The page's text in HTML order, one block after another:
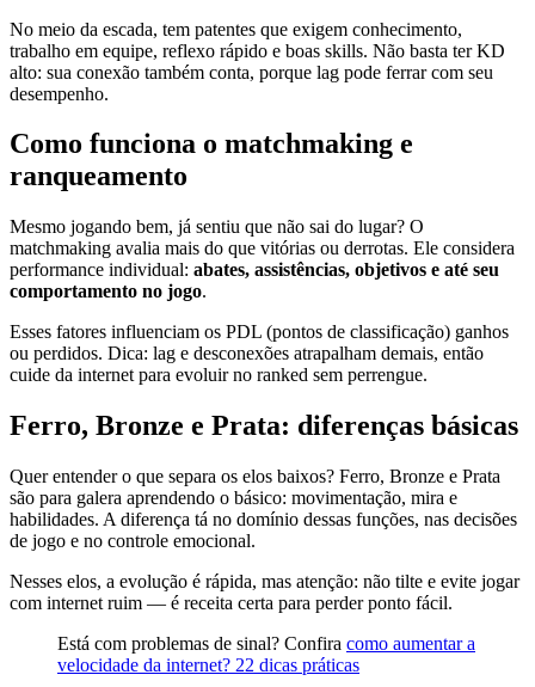
No meio da escada, tem patentes que exigem conhecimento,
trabalho em equipe, reflexo rápido e boas skills. Não basta ter KD
alto: sua conexão também conta, porque lag pode ferrar com seu
desempenho.
Como funciona o matchmaking e
ranqueamento
Mesmo jogando bem, já sentiu que não sai do lugar? O
matchmaking avalia mais do que vitórias ou derrotas. Ele considera
performance individual: abates, assistências, objetivos e até seu
comportamento no jogo.
Esses fatores influenciam os PDL (pontos de classificação) ganhos
ou perdidos. Dica: lag e desconexões atrapalham demais, então
cuide da internet para evoluir no ranked sem perrengue.
Ferro, Bronze e Prata: diferenças básicas
Quer entender o que separa os elos baixos? Ferro, Bronze e Prata
são para galera aprendendo o básico: movimentação, mira e
habilidades. A diferença tá no domínio dessas funções, nas decisões
de jogo e no controle emocional.
Nesses elos, a evolução é rápida, mas atenção: não tilte e evite jogar
com internet ruim — é receita certa para perder ponto fácil.
Está com problemas de sinal? Confira como aumentar a
velocidade da internet? 22 dicas práticas